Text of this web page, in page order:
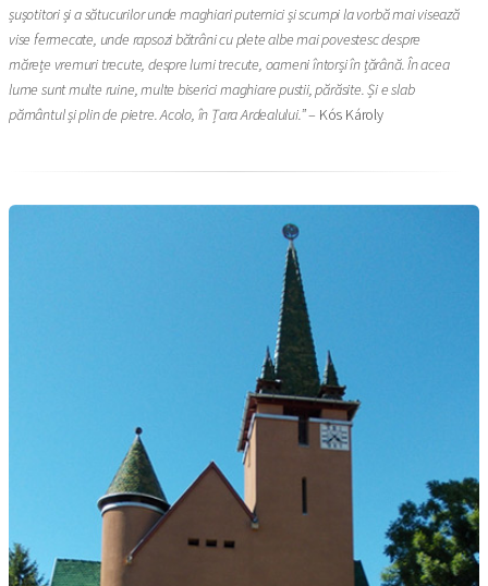
șușotitori și a sătucurilor unde maghiari puternici și scumpi la vorbă mai visează
vise fermecate, unde rapsozi bătrâni cu plete albe mai povestesc despre
mărețe vremuri trecute, despre lumi trecute, oameni întorși în țărână. În acea
lume sunt multe ruine, multe biserici maghiare pustii, părăsite. Și e slab
pământul și plin de pietre. Acolo, în Țara Ardealului.”– Kós Károly